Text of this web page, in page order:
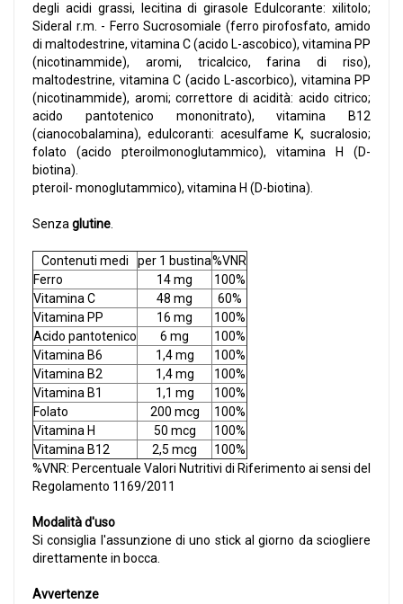
degli acidi grassi, lecitina di girasole Edulcorante: xilitolo;
Sideral r.m. - Ferro Sucrosomiale (ferro pirofosfato, amido
di maltodestrine, vitamina C (acido L-ascobico), vitamina PP
(nicotinammide), aromi, tricalcico, farina di riso),
maltodestrine, vitamina C (acido L-ascorbico), vitamina PP
(nicotinammide), aromi; correttore di acidità: acido citrico;
acido pantotenico mononitrato), vitamina B12
(cianocobalamina), edulcoranti: acesulfame K, sucralosio;
folato (acido pteroilmonoglutammico), vitamina H (D-
biotina).
pteroil- monoglutammico), vitamina H (D-biotina).
Senzaglutine.
Contenuti medi per 1 bustina%VNR
Ferro
14 mg
100%
Vitamina C
48 mg
60%
Vitamina PP
16 mg
100%
Acido pantotenico
6 mg
100%
Vitamina B6
1,4 mg
100%
Vitamina B2
1,4 mg
100%
Vitamina B1
1,1 mg
100%
Folato
200 mcg
100%
Vitamina H
50 mcg
100%
Vitamina B12
2,5 mcg
100%
%VNR: Percentuale Valori Nutritivi di Riferimento ai sensi del
Regolamento 1169/2011
Modalità d'uso
Si consiglia l'assunzione di uno stick al giorno da sciogliere
direttamente in bocca.
Avvertenze